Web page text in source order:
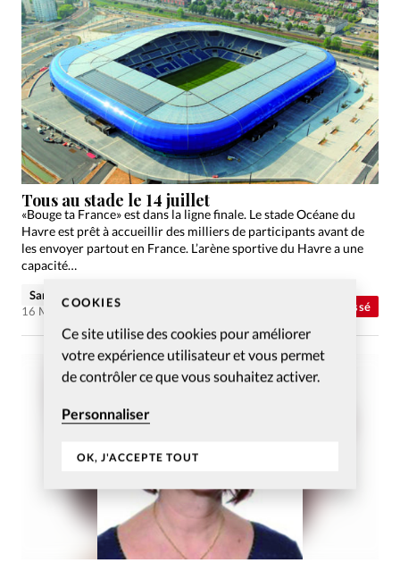
COOKIES
Ce site utilise des cookies pour améliorer
votre expérience utilisateur et vous permet
de contrôler ce que vous souhaitez activer.
Personnaliser
OK, J'ACCEPTE TOUT
Non classé
Tous au stade le 14 juillet
«Bouge ta France» est dans la ligne finale. Le stade Océane du
Havre est prêt à accueillir des milliers de participants avant de
les envoyer partout en France. L’arène sportive du Havre a une
capacité…
Sandrine Roulet
16 Mai 2017